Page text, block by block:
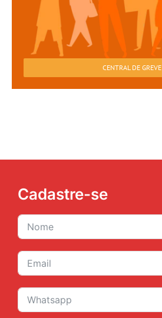
CENTRAL DE GREVE
Cadastre-se